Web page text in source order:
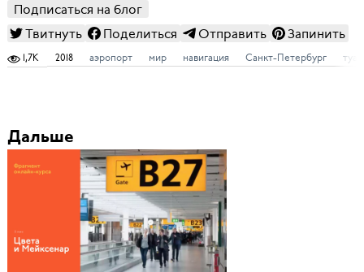
Подписаться на блог
Твитнуть
Поделиться Отправить Запинить
1,7K 2018 аэропорт мир навигация Санкт-Петербург
Дальше